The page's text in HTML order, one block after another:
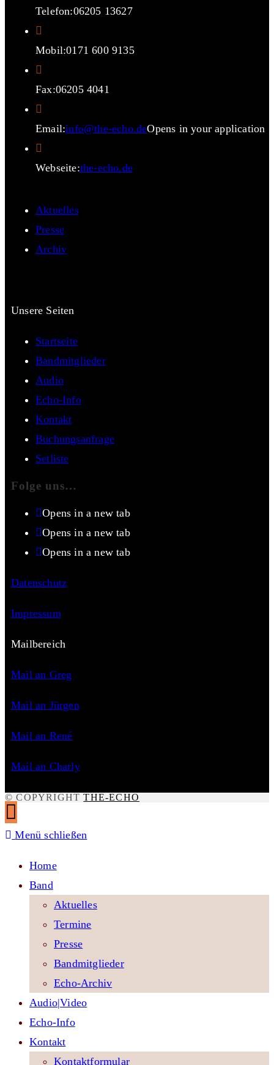
Telefon:06205 13627
Mobil:0171 600 9135
Fax:06205 4041
Email:info@the-echo.deOpens in your application
Webseite:the-echo.de
Aktuelles
Presse
Archiv
Unsere Seiten
Startseite
Bandmitglieder
Audio
Echo-Info
Kontakt
Buchungsanfrage
Setliste
Folge uns…
Opens in a new tab
Opens in a new tab
Opens in a new tab
Datenschutz
Impressum
Mailbereich
Mail an Greg
Mail an Jürgen
Mail an René
Mail an Charly
© COPYRIGHTTHE-ECHO
Menü schließen
Home
Band
Aktuelles
Termine
Presse
Bandmitglieder
Echo-Archiv
Audio|Video
Echo-Info
Kontakt
Kontaktformular